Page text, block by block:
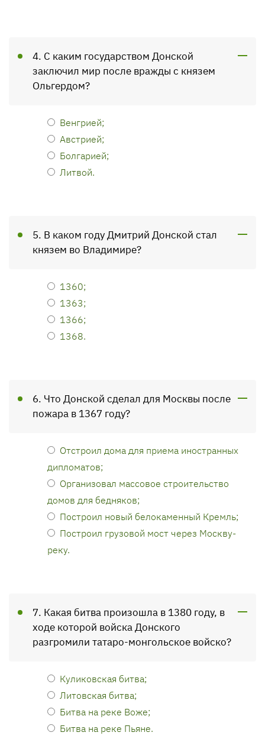
4. С каким государством Донской
заключил мир после вражды с князем
Ольгердом?
Венгрией;
Австрией;
Болгарией;
Литвой.
5. В каком году Дмитрий Донской стал
князем во Владимире?
1360;
1363;
1366;
1368.
6. Что Донской сделал для Москвы после
пожара в 1367 году?
Отстроил дома для приема иностранных
дипломатов;
Организовал массовое строительство
домов для бедняков;
Построил новый белокаменный Кремль;
Построил грузовой мост через Москву-
реку.
7. Какая битва произошла в 1380 году, в
ходе которой войска Донского
разгромили татаро-монгольское войско?
Куликовская битва;
Литовская битва;
Битва на реке Воже;
Битва на реке Пьяне.